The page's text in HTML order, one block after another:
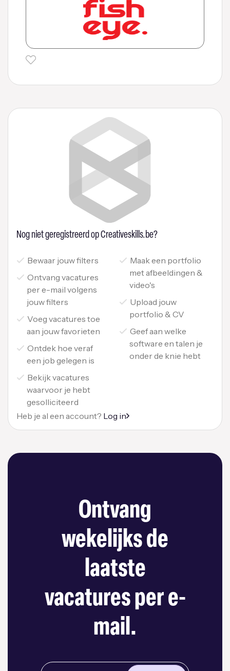
Nog niet geregistreerd op Creativeskills.be?
Bewaar jouw filters
Ontvang vacatures
per e-mail volgens
jouw filters
Voeg vacatures toe
aan jouw favorieten
Ontdek hoe veraf
een job gelegen is
Bekijk vacatures
waarvoor je hebt
gesolliciteerd
Maak een portfolio
met afbeeldingen &
video's
Upload jouw
portfolio & CV
Geef aan welke
software en talen je
onder de knie hebt
Heb je al een account? Log in
Ontvang
wekelijks de
laatste
vacatures per e-
mail.